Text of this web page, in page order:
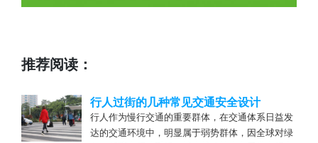
推荐阅读：
行人过街的几种常见交通安全设计
行人作为慢行交通的重要群体，在交通体系日益发
达的交通环境中，明显属于弱势群体，因全球对绿